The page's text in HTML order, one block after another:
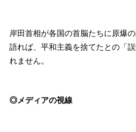
岸田首相が各国の首脳たちに原爆
語れば、平和主義を捨てたとの「
れません。
◎メディアの視線